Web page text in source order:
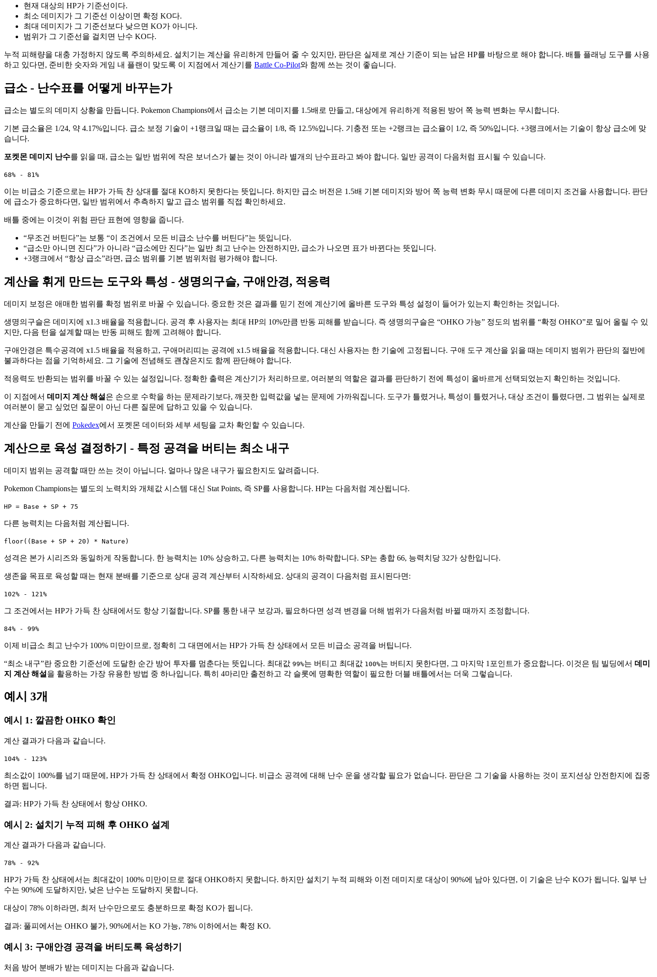
현재 대상의 HP가 기준선이다.
최소 데미지가 그 기준선 이상이면 확정 KO다.
최대 데미지가 그 기준선보다 낮으면 KO가 아니다.
범위가 그 기준선을 걸치면 난수 KO다.
누적 피해량을 대충 가정하지 않도록 주의하세요. 설치기는 계산을 유리하게 만들어 줄 수 있지만, 판단은 실제로 계산 기준이 되는 남은 HP를 바탕으로 해야 합니다. 배틀 플래닝 도구를 사용
하고 있다면, 준비한 숫자와 게임 내 플랜이 맞도록 이 지점에서 계산기를 Battle Co-Pilot와 함께 쓰는 것이 좋습니다.
급소 - 난수표를 어떻게 바꾸는가
급소는 별도의 데미지 상황을 만듭니다. Pokemon Champions에서 급소는 기본 데미지를 1.5배로 만들고, 대상에게 유리하게 적용된 방어 쪽 능력 변화는 무시합니다.
기본 급소율은 1/24, 약 4.17%입니다. 급소 보정 기술이 +1랭크일 때는 급소율이 1/8, 즉 12.5%입니다. 기충전 또는 +2랭크는 급소율이 1/2, 즉 50%입니다. +3랭크에서는 기술이 항상 급소에 맞
습니다.
포켓몬 데미지 난수를 읽을 때, 급소는 일반 범위에 작은 보너스가 붙는 것이 아니라 별개의 난수표라고 봐야 합니다. 일반 공격이 다음처럼 표시될 수 있습니다.
68% - 81%
이는 비급소 기준으로는 HP가 가득 찬 상대를 절대 KO하지 못한다는 뜻입니다. 하지만 급소 버전은 1.5배 기본 데미지와 방어 쪽 능력 변화 무시 때문에 다른 데미지 조건을 사용합니다. 판단
에 급소가 중요하다면, 일반 범위에서 추측하지 말고 급소 범위를 직접 확인하세요.
배틀 중에는 이것이 위험 판단 표현에 영향을 줍니다.
“무조건 버틴다”는 보통 “이 조건에서 모든 비급소 난수를 버틴다”는 뜻입니다.
“급소만 아니면 진다”가 아니라 “급소에만 진다”는 일반 최고 난수는 안전하지만, 급소가 나오면 표가 바뀐다는 뜻입니다.
+3랭크에서 “항상 급소”라면, 급소 범위를 기본 범위처럼 평가해야 합니다.
계산을 휘게 만드는 도구와 특성 - 생명의구슬, 구애안경, 적응력
데미지 보정은 애매한 범위를 확정 범위로 바꿀 수 있습니다. 중요한 것은 결과를 믿기 전에 계산기에 올바른 도구와 특성 설정이 들어가 있는지 확인하는 것입니다.
생명의구슬은 데미지에 x1.3 배율을 적용합니다. 공격 후 사용자는 최대 HP의 10%만큼 반동 피해를 받습니다. 즉 생명의구슬은 “OHKO 가능” 정도의 범위를 “확정 OHKO”로 밀어 올릴 수 있
지만, 다음 턴을 설계할 때는 반동 피해도 함께 고려해야 합니다.
구애안경은 특수공격에 x1.5 배율을 적용하고, 구애머리띠는 공격에 x1.5 배율을 적용합니다. 대신 사용자는 한 기술에 고정됩니다. 구애 도구 계산을 읽을 때는 데미지 범위가 판단의 절반에
불과하다는 점을 기억하세요. 그 기술에 전념해도 괜찮은지도 함께 판단해야 합니다.
적응력도 반환되는 범위를 바꿀 수 있는 설정입니다. 정확한 출력은 계산기가 처리하므로, 여러분의 역할은 결과를 판단하기 전에 특성이 올바르게 선택되었는지 확인하는 것입니다.
이 지점에서 데미지 계산 해설 은 손으로 수학을 하는 문제라기보다, 깨끗한 입력값을 넣는 문제에 가까워집니다. 도구가 틀렸거나, 특성이 틀렸거나, 대상 조건이 틀렸다면, 그 범위는 실제로
여러분이 묻고 싶었던 질문이 아닌 다른 질문에 답하고 있을 수 있습니다.
계산을 만들기 전에 Pokedex에서 포켓몬 데이터와 세부 세팅을 교차 확인할 수 있습니다.
계산으로 육성 결정하기 - 특정 공격을 버티는 최소 내구
데미지 범위는 공격할 때만 쓰는 것이 아닙니다. 얼마나 많은 내구가 필요한지도 알려줍니다.
Pokemon Champions는 별도의 노력치와 개체값 시스템 대신 Stat Points, 즉 SP를 사용합니다. HP는 다음처럼 계산됩니다.
HP = Base + SP + 75
다른 능력치는 다음처럼 계산됩니다.
floor((Base + SP + 20) * Nature)
성격은 본가 시리즈와 동일하게 작동합니다. 한 능력치는 10% 상승하고, 다른 능력치는 10% 하락합니다. SP는 총합 66, 능력치당 32가 상한입니다.
생존을 목표로 육성할 때는 현재 분배를 기준으로 상대 공격 계산부터 시작하세요. 상대의 공격이 다음처럼 표시된다면:
102% - 121%
그 조건에서는 HP가 가득 찬 상태에서도 항상 기절합니다. SP를 통한 내구 보강과, 필요하다면 성격 변경을 더해 범위가 다음처럼 바뀔 때까지 조정합니다.
84% - 99%
이제 비급소 최고 난수가 100% 미만이므로, 정확히 그 대면에서는 HP가 가득 찬 상태에서 모든 비급소 공격을 버팁니다.
“최소 내구”란 중요한 기준선에 도달한 순간 방어 투자를 멈춘다는 뜻입니다. 최대값 99%는 버티고 최대값 100%는 버티지 못한다면, 그 마지막 1포인트가 중요합니다. 이것은 팀 빌딩에서 데미
지 계산 해설 을 활용하는 가장 유용한 방법 중 하나입니다. 특히 4마리만 출전하고 각 슬롯에 명확한 역할이 필요한 더블 배틀에서는 더욱 그렇습니다.
예시 3개
예시 1: 깔끔한 OHKO 확인
계산 결과가 다음과 같습니다.
104% - 123%
최소값이 100%를 넘기 때문에, HP가 가득 찬 상태에서 확정 OHKO입니다. 비급소 공격에 대해 난수 운을 생각할 필요가 없습니다. 판단은 그 기술을 사용하는 것이 포지션상 안전한지에 집중
하면 됩니다.
결과: HP가 가득 찬 상태에서 항상 OHKO.
예시 2: 설치기 누적 피해 후 OHKO 설계
계산 결과가 다음과 같습니다.
78% - 92%
HP가 가득 찬 상태에서는 최대값이 100% 미만이므로 절대 OHKO하지 못합니다. 하지만 설치기 누적 피해와 이전 데미지로 대상이 90%에 남아 있다면, 이 기술은 난수 KO가 됩니다. 일부 난
수는 90%에 도달하지만, 낮은 난수는 도달하지 못합니다.
대상이 78% 이하라면, 최저 난수만으로도 충분하므로 확정 KO가 됩니다.
결과: 풀피에서는 OHKO 불가, 90%에서는 KO 가능, 78% 이하에서는 확정 KO.
예시 3: 구애안경 공격을 버티도록 육성하기
처음 방어 분배가 받는 데미지는 다음과 같습니다.